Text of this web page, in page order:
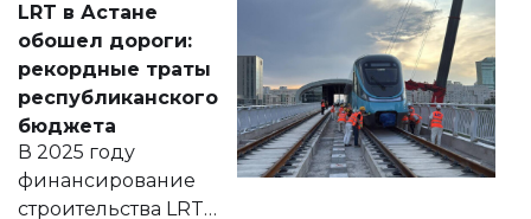
документ
появился в базе
нормативных
правовых актов и
на сайте маслихат
города.
LRT в Астане
обошел дороги:
рекордные траты
республиканского
бюджета
В 2025 году
финансирование
строительства LRT